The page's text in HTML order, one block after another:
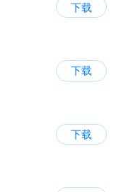
下载
下载
下载